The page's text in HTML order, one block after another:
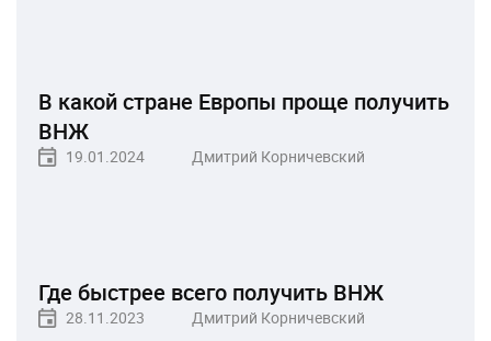
В какой стране Европы проще получить
ВНЖ
19.01.2024 Дмитрий Корничевский
Где быстрее всего получить ВНЖ
28.11.2023 Дмитрий Корничевский